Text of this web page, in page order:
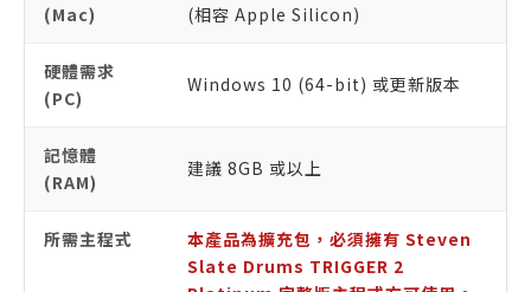
(Mac)
(相容 Apple Silicon)
硬體需求
(PC)
Windows 10 (64-bit) 或更新版本
記憶體
(RAM)
建議 8GB 或以上
所需主程式
本產品為擴充包，必須擁有 Steven
Slate Drums TRIGGER 2